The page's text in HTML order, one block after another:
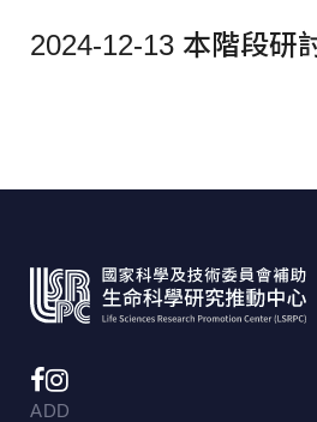
ADD